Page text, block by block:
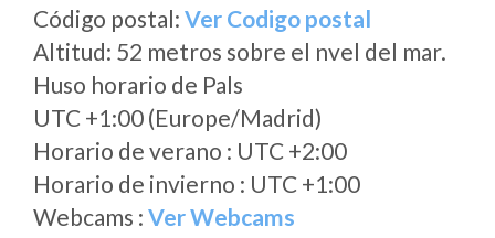
Código postal: Ver Codigo postal
Altitud: 52 metros sobre el nvel del mar.
Huso horario de Pals
UTC +1:00 (Europe/Madrid)
Horario de verano : UTC +2:00
Horario de invierno : UTC +1:00
Webcams : Ver Webcams